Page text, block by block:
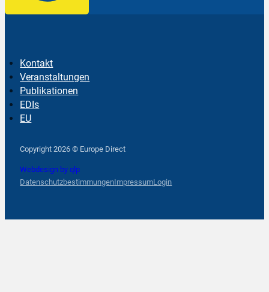
Kontakt
Veranstaltungen
Publikationen
EDIs
EU
Copyright 2026 © Europe Direct
Webdesign by qlp
DatenschutzbestimmungenImpressumLogin